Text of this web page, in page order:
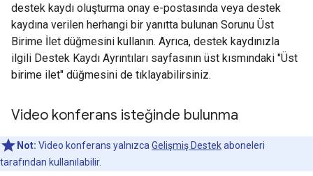
destek kaydı oluşturma onay e-postasında veya destek
kaydına verilen herhangi bir yanıtta bulunan Sorunu Üst
Birime İlet düğmesini kullanın. Ayrıca, destek kaydınızla
ilgili Destek Kaydı Ayrıntıları sayfasının üst kısmındaki "Üst
birime ilet" düğmesini de tıklayabilirsiniz.
Video konferans isteğinde bulunma
Not: Video konferans yalnızca Gelişmiş Destekaboneleri
tarafından kullanılabilir.